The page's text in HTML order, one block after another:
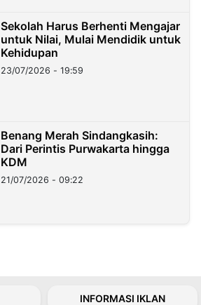
Sekolah Harus Berhenti Mengajar
untuk Nilai, Mulai Mendidik untuk
Kehidupan
23/07/2026 - 19:59
Benang Merah Sindangkasih:
Dari Perintis Purwakarta hingga
KDM
21/07/2026 - 09:22
INFORMASI IKLAN